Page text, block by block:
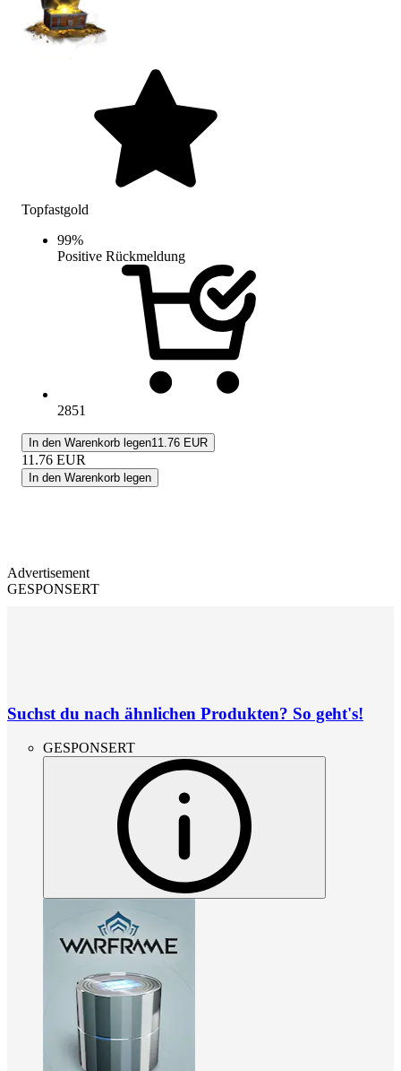
Topfastgold
99%
Positive Rückmeldung
2851
In den Warenkorb legen11.76 EUR
11.76 EUR
In den Warenkorb legen
Advertisement
GESPONSERT
Suchst du nach ähnlichen Produkten? So geht's!
GESPONSERT